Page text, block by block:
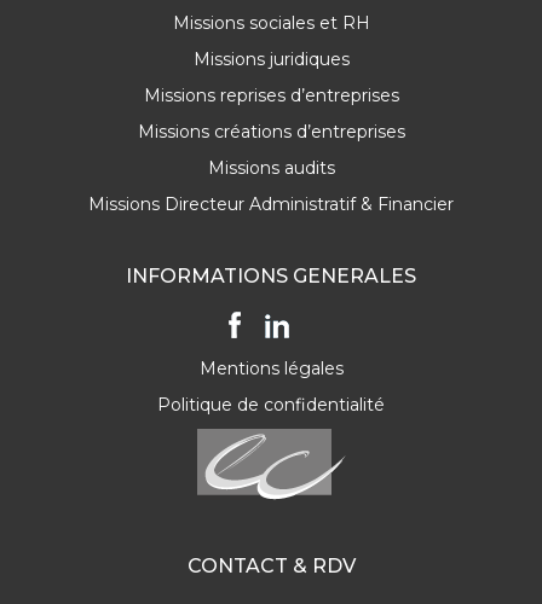
Missions sociales et RH
Missions juridiques
Missions reprises d’entreprises
Missions créations d’entreprises
Missions audits
Missions Directeur Administratif & Financier
INFORMATIONS GENERALES
Mentions légales
Politique de confidentialité
CONTACT & RDV